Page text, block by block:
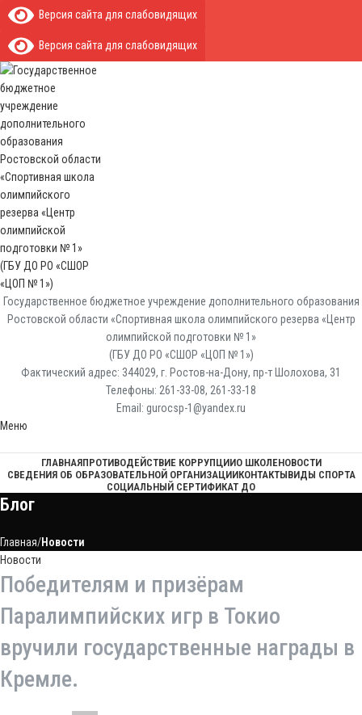
Версия сайта для слабовидящих
Версия сайта для слабовидящих
Государственное бюджетное учреждение дополнительного образования
Ростовской области «Спортивная школа олимпийского резерва «Центр
олимпийской подготовки № 1»
(ГБУ ДО РО «СШОР «ЦОП № 1»)
Фактический адрес: 344029, г. Ростов-на-Дону, пр-т Шолохова, 31
Телефоны: 261-33-08, 261-33-18
Email: gurocsp-1@yandex.ru
Меню
ГЛАВНАЯПРОТИВОДЕЙСТВИЕ КОРРУПЦИИО ШКОЛЕНОВОСТИ
СВЕДЕНИЯ ОБ ОБРАЗОВАТЕЛЬНОЙ ОРГАНИЗАЦИИКОНТАКТЫВИДЫ СПОРТА
СОЦИАЛЬНЫЙ СЕРТИФИКАТ ДО
Блог
Главная Новости
Новости
Победителям и призёрам
Паралимпийских игр в Токио
вручили государственные награды в
Кремле.